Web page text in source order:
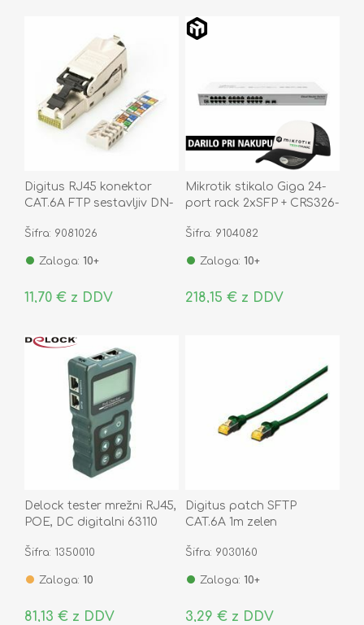
Digitus RJ45 konektor
CAT.6A FTP sestavljiv DN-
Šifra: 9081026
Zaloga: 10+
11,70 € z DDV
Mikrotik stikalo Giga 24-
port rack 2xSFP + CRS326-
Šifra: 9104082
Zaloga: 10+
218,15 € z DDV
Delock tester mrežni RJ45,
POE, DC digitalni 63110
Šifra: 1350010
Zaloga: 10
81,13 € z DDV
Digitus patch SFTP
CAT.6A 1m zelen
Šifra: 9030160
Zaloga: 10+
3,29 € z DDV